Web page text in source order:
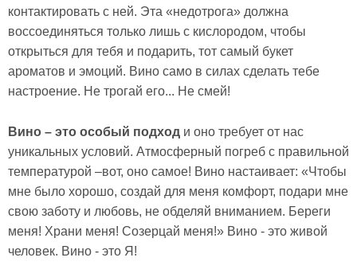
контактировать с ней. Эта «недотрога» должна
воссоединяться только лишь с кислородом, чтобы
открыться для тебя и подарить, тот самый букет
ароматов и эмоций. Вино само в силах сделать тебе
настроение. Не трогай его... Не смей!
Вино – это особый подход и оно требует от нас
уникальных условий. Атмосферный погреб с правильной
температурой –вот, оно самое! Вино настаивает: «Чтобы
мне было хорошо, создай для меня комфорт, подари мне
свою заботу и любовь, не обделяй вниманием. Береги
меня! Храни меня! Созерцай меня!» Вино - это живой
человек. Вино - это Я!